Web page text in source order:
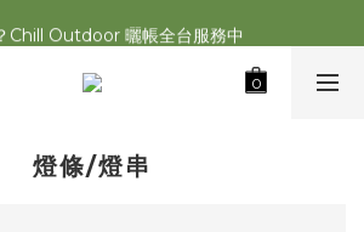
新 萩遊之魂五單位2.0 發表⚡️
Chill Outdoor 曬帳全台服務中
新 萩遊之魂五單位2.0 發表⚡️
燈條/燈串